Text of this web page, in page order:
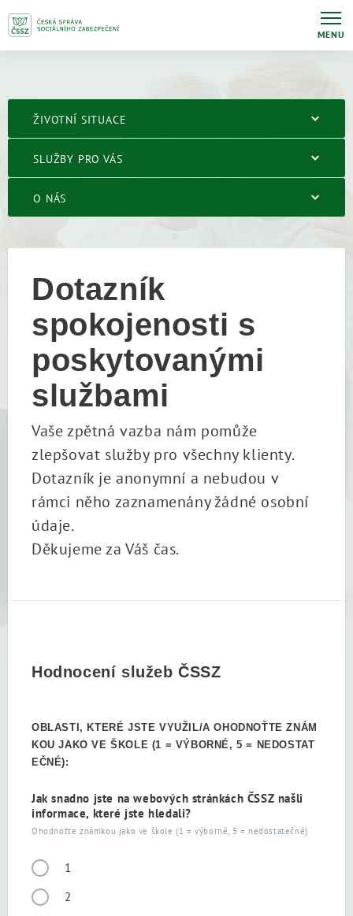
MENU
ŽIVOTNÍ SITUACE
SLUŽBY PRO VÁS
O NÁS
Dotazník
spokojenosti s
poskytovanými
službami
Vaše zpětná vazba nám pomůže
zlepšovat služby pro všechny klienty.
Dotazník je anonymní a nebudou v
rámci něho zaznamenány žádné osobní
údaje.
Děkujeme za Váš čas.
Hodnocení služeb ČSSZ
OBLASTI, KTERÉ JSTE VYUŽIL/A OHODNOŤTE ZNÁM
KOU JAKO VE ŠKOLE (1 = VÝBORNÉ, 5 = NEDOSTAT
EČNÉ):
Jak snadno jste na webových stránkách ČSSZ našli
informace, které jste hledali?
Ohodnoťte známkou jako ve škole (1 = výborné, 5 = nedostatečné)
1
2